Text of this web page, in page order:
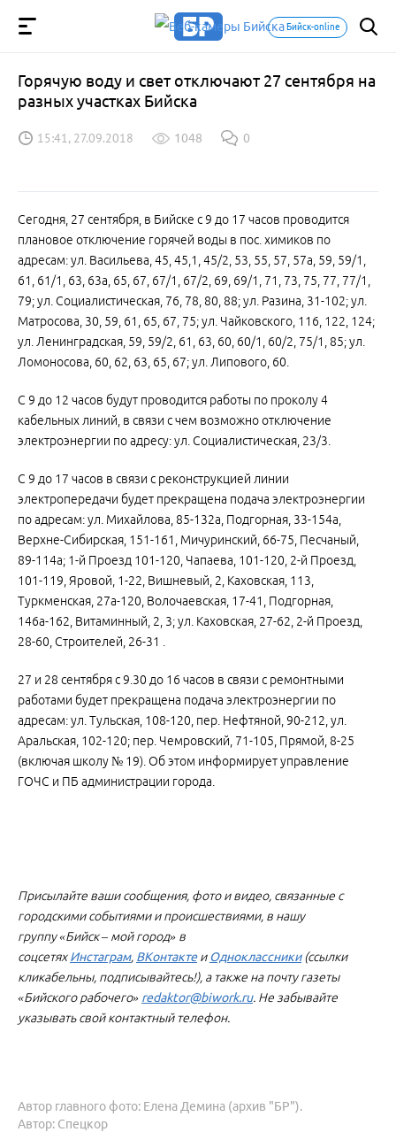
Бийск-online
Горячую воду и свет отключают 27 сентября на
разных участках Бийска
15:41, 27.09.2018 1048 0
Сегодня, 27 сентября, в Бийске с 9 до 17 часов проводится
плановое отключение горячей воды в пос. химиков по
адресам: ул. Васильева, 45, 45,1, 45/2, 53, 55, 57, 57а, 59, 59/1,
61, 61/1, 63, 63а, 65, 67, 67/1, 67/2, 69, 69/1, 71, 73, 75, 77, 77/1,
79; ул. Социалистическая, 76, 78, 80, 88; ул. Разина, 31-102; ул.
Матросова, 30, 59, 61, 65, 67, 75; ул. Чайковского, 116, 122, 124;
ул. Ленинградская, 59, 59/2, 61, 63, 60, 60/1, 60/2, 75/1, 85; ул.
Ломоносова, 60, 62, 63, 65, 67; ул. Липового, 60.
С 9 до 12 часов будут проводится работы по проколу 4
кабельных линий, в связи с чем возможно отключение
электроэнергии по адресу: ул. Социалистическая, 23/3.
С 9 до 17 часов в связи с реконструкцией линии
электропередачи будет прекращена подача электроэнергии
по адресам: ул. Михайлова, 85-132а, Подгорная, 33-154а,
Верхне-Сибирская, 151-161, Мичуринский, 66-75, Песчаный,
89-114а; 1-й Проезд 101-120, Чапаева, 101-120, 2-й Проезд,
101-119, Яровой, 1-22, Вишневый, 2, Каховская, 113,
Туркменская, 27а-120, Волочаевская, 17-41, Подгорная,
146а-162, Витаминный, 2, 3; ул. Каховская, 27-62, 2-й Проезд,
28-60, Строителей, 26-31 .
27 и 28 сентября с 9.30 до 16 часов в связи с ремонтными
работами будет прекращена подача электроэнергии по
адресам: ул. Тульская, 108-120, пер. Нефтяной, 90-212, ул.
Аральская, 102-120; пер. Чемровский, 71-105, Прямой, 8-25
(включая школу № 19). Об этом информирует управление
ГОЧС и ПБ администрации города.
Присылайте ваши сообщения, фото и видео, связанные с
городскими событиями и происшествиями, в нашу
группу «Бийск – мой город» в
соцсетяхИнстаграм, ВКонтактеиОдноклассники(ссылки
кликабельны, подписывайтесь!), а также на почту газеты
«Бийского рабочего» redaktor@biwork.ru. Не забывайте
указывать свой контактный телефон.
Автор: Спецкор
Автор главного фото: Елена Демина (архив "БР").